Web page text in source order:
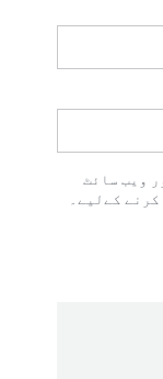
ویب سائٹ
کےلیے۔